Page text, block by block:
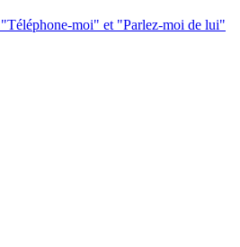
moi" et "Parlez-moi de lui"